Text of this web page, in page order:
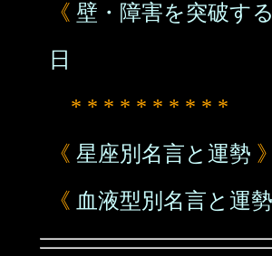
《 壁・障害を突破す
日
* * * * * * * * * *
《 星座別名言と運勢 》
《 血液型別名言と運勢